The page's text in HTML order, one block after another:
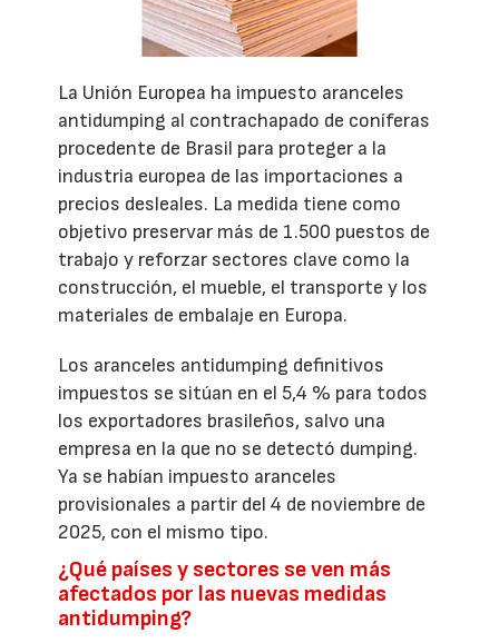
La Unión Europea ha impuesto aranceles
antidumping al contrachapado de coníferas
procedente de Brasil para proteger a la
industria europea de las importaciones a
precios desleales. La medida tiene como
objetivo preservar más de 1.500 puestos de
trabajo y reforzar sectores clave como la
construcción, el mueble, el transporte y los
materiales de embalaje en Europa.
Los aranceles antidumping definitivos
impuestos se sitúan en el 5,4 % para todos
los exportadores brasileños, salvo una
empresa en la que no se detectó dumping.
Ya se habían impuesto aranceles
provisionales a partir del 4 de noviembre de
2025, con el mismo tipo.
¿Qué países y sectores se ven más
afectados por las nuevas medidas
antidumping?